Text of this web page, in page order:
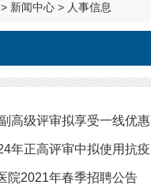
> 新闻中心 > 人事信息
院2021年春季招聘公告